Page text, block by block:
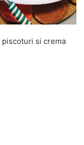
si crema